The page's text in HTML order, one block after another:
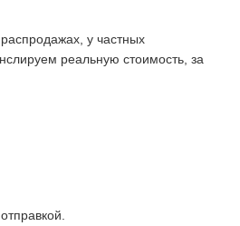
у частных
реальную стоимость, за